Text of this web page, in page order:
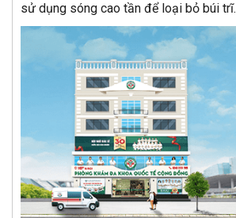
sử dụng sóng cao tần để loại bỏ búi trĩ.